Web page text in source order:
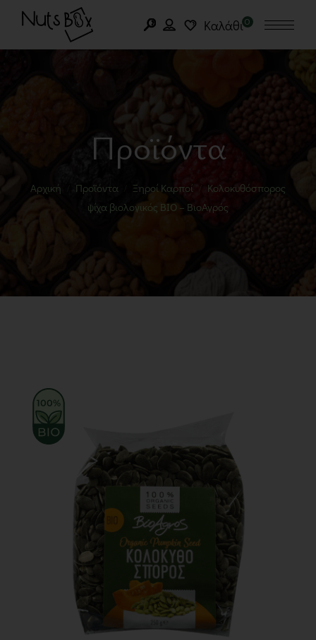
Καλάθι0
Προϊόντα
Αρχική Προϊόντα Ξηροί Καρποί
Κολοκυθόσπορος
ψίχα βιολογικός BIO – ΒιοΑγρός